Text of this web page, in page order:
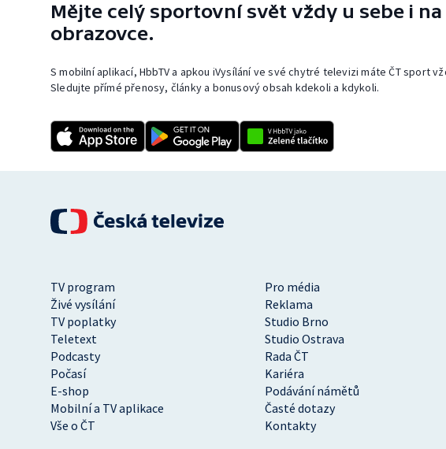
Mějte celý sportovní svět vždy u sebe i
obrazovce.
S mobilní aplikací, HbbTV a apkou iVysílání ve své chytré televizi máte ČT sport
Sledujte přímé přenosy, články a bonusový obsah kdekoli a kdykoli.
TV program
Pro média
Živé vysílání
Reklama
TV poplatky
Studio Brno
Teletext
Studio Ostrava
Podcasty
Rada ČT
Počasí
Kariéra
E-shop
Podávání námětů
Mobilní a TV aplikace
Časté dotazy
Vše o ČT
Kontakty